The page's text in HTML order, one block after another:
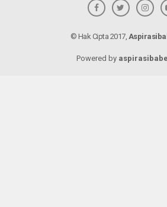
© Hak Cipta 2017,
Powered by